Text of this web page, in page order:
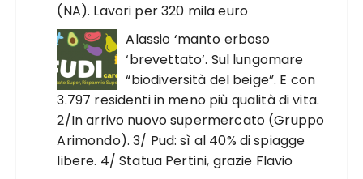
(NA). Lavori per 320 mila euro
Alassio ‘manto erboso
‘brevettato’. Sul lungomare
“biodiversità del beige”. E con
3.797 residenti in meno più qualità di vita.
2/In arrivo nuovo supermercato (Gruppo
Arimondo). 3/ Pud: sì al 40% di spiagge
libere. 4/ Statua Pertini, grazie Flavio